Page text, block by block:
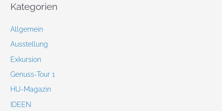
Kategorien
Allgemein
Ausstellung
Exkursion
Genuss-Tour 1
HU-Magazin
IDEEN